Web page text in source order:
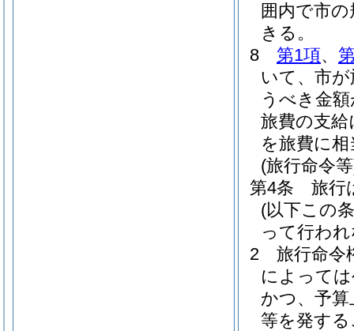
囲内で市
きる。
8
第1項、
いて、市
うべき金
旅費の支給
を旅費に
(旅行命令
第4条
旅行
(以下この
って行わ
2
旅行命令
によって
かつ、予
等を発す